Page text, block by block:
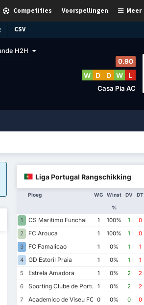
Meer
Voorspellingen
Competities
CSV
H2H
0.90
W D D W L
Casa Pia AC
Liga Portugal Rangschikking
Ploeg WG Winst
%
DV DT
1 CS Maritimo Funchal 1 100% 1 0
2
FC Arouca 1 100% 1 0
3
FC Famalicao 1 0% 1 1
4
GD Estoril Praia 1 0% 1 1
5
Estrela Amadora 1 0% 2 2
6
Sporting Clube de Portugal1 0% 2 2
7
Academico de Viseu FC 0 0% 0 0